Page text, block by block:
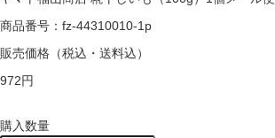
商品番号：fz-44310010-1p
販売価格 （税込・送料込）
972円
購入数量